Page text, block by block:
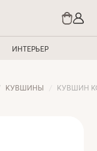
ИНТЕРЬЕР
КУВШИНЫ КУВШИН